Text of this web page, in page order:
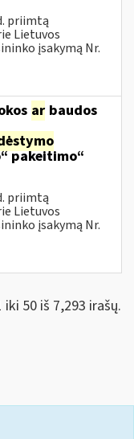
priimtą
Lietuvos
įsakymą Nr.
ar baudos
pakeitimo“
priimtą
Lietuvos
įsakymą Nr.
50 iš 7,293 irašų.